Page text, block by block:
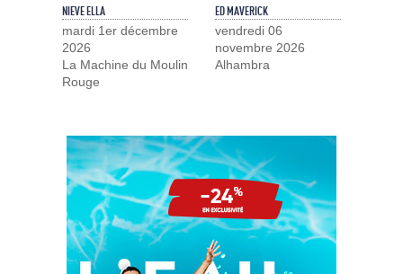
NIEVE ELLA
mardi 1er décembre
2026
La Machine du Moulin
Rouge
ED MAVERICK
vendredi 06
novembre 2026
Alhambra